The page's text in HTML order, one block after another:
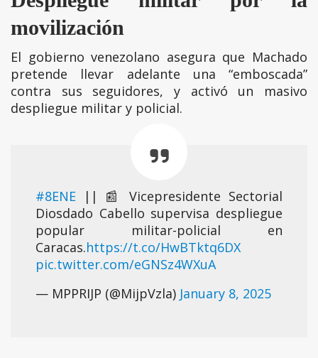
movilización
El gobierno venezolano asegura que Machado
pretende llevar adelante una “emboscada”
contra sus seguidores, y activó un masivo
despliegue militar y policial.
#8ENE || 📰 Vicepresidente Sectorial
Diosdado Cabello supervisa despliegue
popular militar-policial en
Caracas.https://t.co/HwBTktq6DX
pic.twitter.com/eGNSz4WXuA
— MPPRIJP (@MijpVzla) January 8, 2025